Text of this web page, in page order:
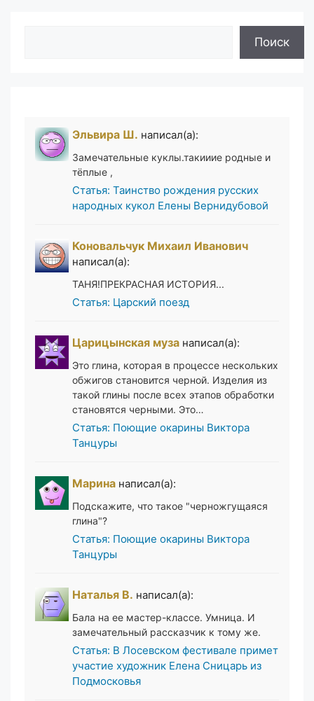
Поиск
Эльвира Ш. написал(а):
Замечательные куклы.такииие родные и
тёплые ,
Статья: Таинство рождения русских
народных кукол Елены Вернидубовой
Коновальчук Михаил Иванович
написал(а):
ТАНЯ!ПРЕКРАСНАЯ ИСТОРИЯ...
Статья: Царский поезд
Царицынская муза написал(а):
Это глина, которая в процессе нескольких
обжигов становится черной. Изделия из
такой глины после всех этапов обработки
становятся черными. Это…
Статья: Поющие окарины Виктора
Танцуры
Марина написал(а):
Подскажите, что такое "черножгущаяся
глина"?
Статья: Поющие окарины Виктора
Танцуры
Наталья В. написал(а):
Бала на ее мастер-классе. Умница. И
замечательный рассказчик к тому же.
Статья: В Лосевском фестивале примет
участие художник Елена Сницарь из
Подмосковья